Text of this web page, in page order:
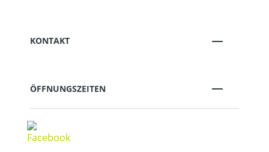
KONTAKT
ÖFFNUNGSZEITEN